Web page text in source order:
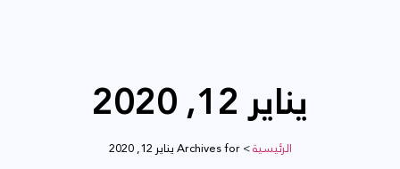
يناير 12, 2020
الرئيسية>Archives for يناير 12, 2020